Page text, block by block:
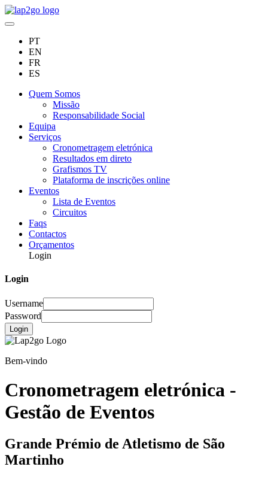
PT
EN
FR
ES
Quem Somos
Missão
Responsabilidade Social
Equipa
Serviços
Cronometragem eletrónica
Resultados em direto
Grafismos TV
Plataforma de inscrições online
Eventos
Lista de Eventos
Circuitos
Faqs
Contactos
Orçamentos
Login
Login
Username
Password
Login
Bem-vindo
Cronometragem eletrónica -
Gestão de Eventos
Grande Prémio de Atletismo de São
Martinho